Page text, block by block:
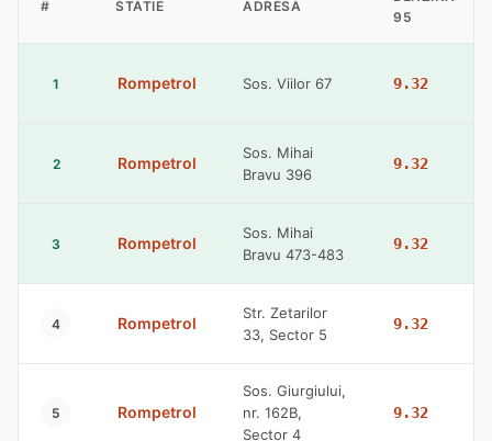
# STATIE ADRESA
95
1 Rompetrol Sos. Viilor 67 9.32
2 Rompetrol
Sos. Mihai
Bravu 396
9.32
3 Rompetrol
Sos. Mihai
Bravu 473-483
9.32
4 Rompetrol
Str. Zetarilor
33, Sector 5
9.32
5 Rompetrol
Sos. Giurgiului,
nr. 162B,
Sector 4
9.32